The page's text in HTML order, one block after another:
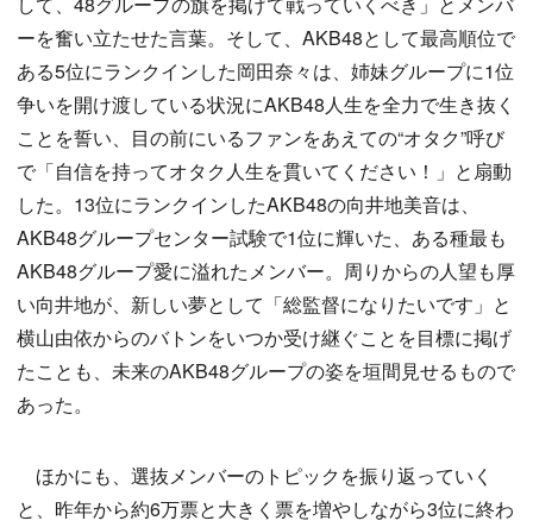
ーを奮い立たせた言葉。そして、AKB48として最高順位で
ある5位にランクインした岡田奈々は、姉妹グループに1位
争いを開け渡している状況にAKB48人生を全力で生き抜く
ことを誓い、目の前にいるファンをあえての“オタク”呼び
で「自信を持ってオタク人生を貫いてください！」と扇動
した。13位にランクインしたAKB48の向井地美音は、
AKB48グループセンター試験で1位に輝いた、ある種最も
AKB48グループ愛に溢れたメンバー。周りからの人望も厚
い向井地が、新しい夢として「総監督になりたいです」と
横山由依からのバトンをいつか受け継ぐことを目標に掲げ
たことも、未来のAKB48グループの姿を垣間見せるもので
あった。
ほかにも、選抜メンバーのトピックを振り返っていく
と、昨年から約6万票と大きく票を増やしながら3位に終わ